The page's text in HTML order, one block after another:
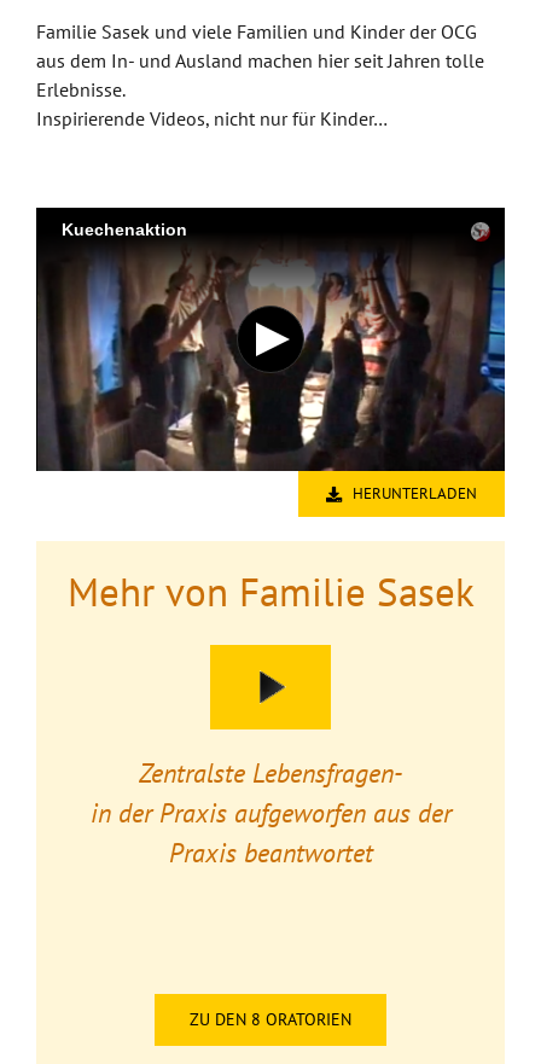
Familie Sasek und viele Familien und Kinder der OCG
aus dem In- und Ausland machen hier seit Jahren tolle
Erlebnisse.
Inspirierende Videos, nicht nur für Kinder…
HERUNTERLADEN
Mehr von Familie Sasek
Zentralste Lebensfragen-
in der Praxis aufgeworfen aus der
Praxis beantwortet
ZU DEN 8 ORATORIEN